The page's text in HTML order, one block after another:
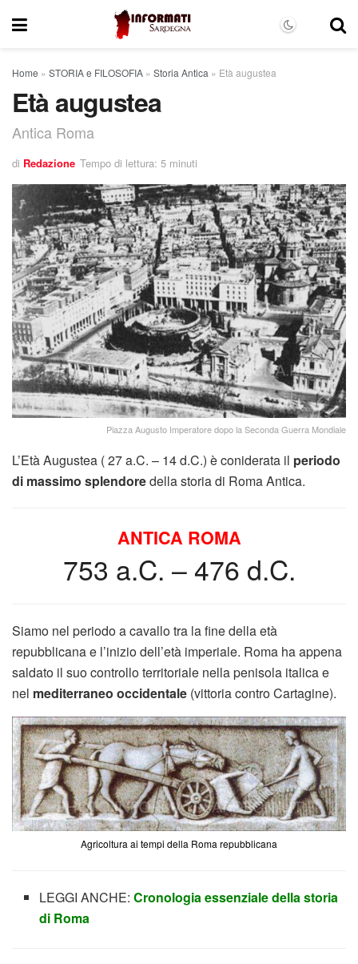
Home » STORIA e FILOSOFIA » Storia Antica » Età augustea
Età augustea
Antica Roma
di Redazione Tempo di lettura: 5 minuti
Piazza Augusto Imperatore dopo la Seconda Guerra Mondiale
L’Età Augustea ( 27 a.C. – 14 d.C.) è coniderata il periodo
di massimo splendoredella storia di Roma Antica.
ANTICA ROMA
753 a.C. – 476 d.C.
Siamo nel periodo a cavallo tra la fine della età
repubblicana e l’inizio dell’età imperiale. Roma ha appena
saldato il suo controllo territoriale nella penisola italica e
nel mediterraneo occidentale (vittoria contro Cartagine).
Agricoltura ai tempi della Roma repubblicana
LEGGI ANCHE:Cronologia essenziale della storia
di Roma